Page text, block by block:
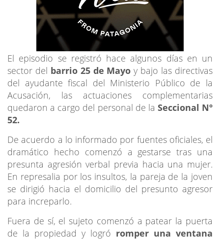
El episodio se registró hace algunos días en un
sector del barrio 25 de Mayo y bajo las directivas
del ayudante fiscal del Ministerio Público de la
Acusación, las actuaciones complementarias
quedaron a cargo del personal de la Seccional Nº
52.
De acuerdo a lo informado por fuentes oficiales, el
dramático hecho comenzó a gestarse tras una
presunta agresión verbal previa hacia una mujer.
En represalia por los insultos, la pareja de la joven
se dirigió hacia el domicilio del presunto agresor
para increparlo.
Fuera de sí, el sujeto comenzó a patear la puerta
de la propiedad y logró romper una ventana